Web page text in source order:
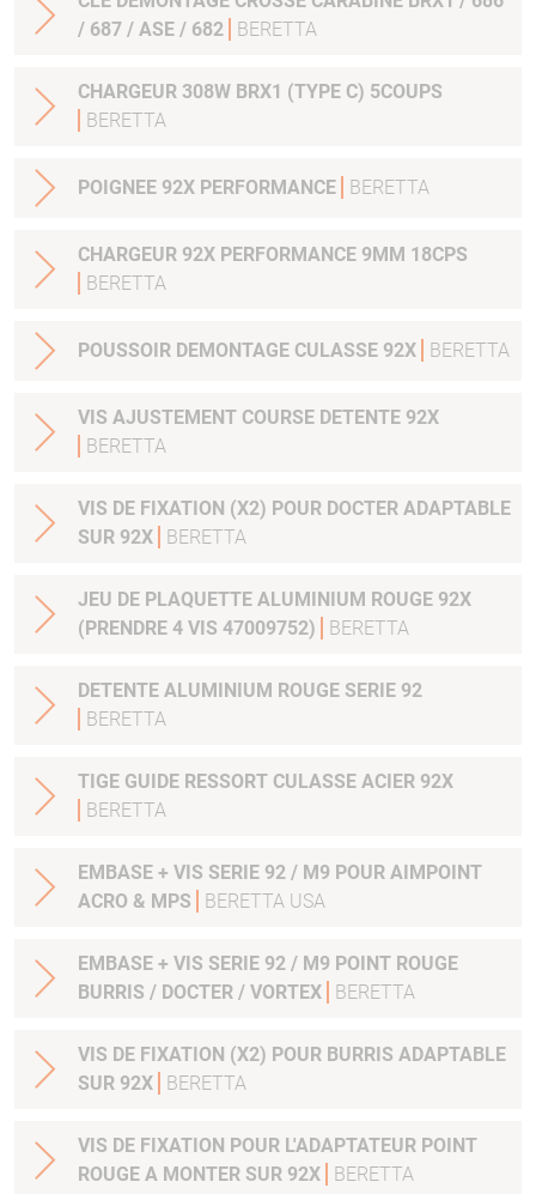
/ 687 / ASE / 682
BERETTA
CHARGEUR 308W BRX1 (TYPE C) 5COUPS
BERETTA
POIGNEE 92X PERFORMANCE BERETTA
CHARGEUR 92X PERFORMANCE 9MM 18CPS
BERETTA
POUSSOIR DEMONTAGE CULASSE 92X BERETTA
VIS AJUSTEMENT COURSE DETENTE 92X
BERETTA
VIS DE FIXATION (X2) POUR DOCTER ADAPTABLE
SUR 92X
BERETTA
JEU DE PLAQUETTE ALUMINIUM ROUGE 92X
(PRENDRE 4 VIS 47009752)
BERETTA
DETENTE ALUMINIUM ROUGE SERIE 92
BERETTA
TIGE GUIDE RESSORT CULASSE ACIER 92X
BERETTA
EMBASE + VIS SERIE 92 / M9 POUR AIMPOINT
ACRO & MPS
BERETTA USA
EMBASE + VIS SERIE 92 / M9 POINT ROUGE
BURRIS / DOCTER / VORTEX
BERETTA
VIS DE FIXATION (X2) POUR BURRIS ADAPTABLE
SUR 92X
BERETTA
VIS DE FIXATION POUR L'ADAPTATEUR POINT
ROUGE A MONTER SUR 92X
BERETTA